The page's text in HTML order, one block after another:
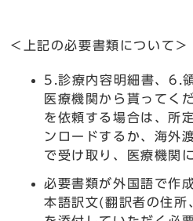
＜上記の必要書類について
5.診療内容明細書、6.
医療機関から貰ってく
を依頼する場合は、所
ンロードするか、海外
で受け取り、医療機関
必要書類が外国語で作
本語訳文(翻訳者の住所